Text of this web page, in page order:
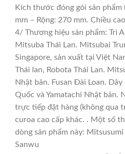
Kích thước đóng gói sản
mm – Rộng: 270 mm. Chiều
4/ Thương hiệu sản phẩm: Tri
Mitsuba Thái Lan. Mitsubai
Singapore, sản xuất tại Việt
Thái lan, Robota Thái Lan.
Nhật bản. Fusan Đài Loan.
Quốc và Yamatachi Nhật bản.
trực tiếp đặt hàng (không qua
curoa cao cấp khác. . Một số
dòng sản phẩm này: Mitsusumi
Sanwu